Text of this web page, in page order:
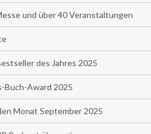
und über 40 Veranstaltungen
des Jahres 2025
Buch-Award 2025
Monat September 2025